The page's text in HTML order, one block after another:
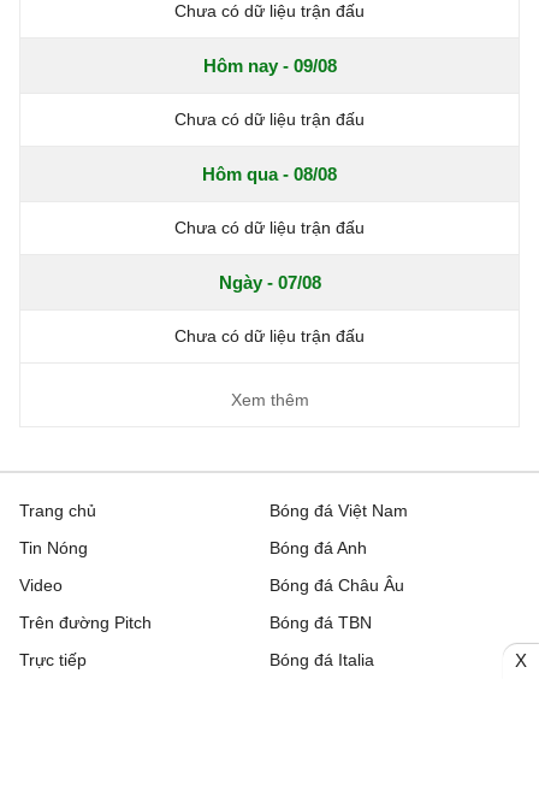
Chưa có dữ liệu trận đấu
Hôm nay - 09/08
Chưa có dữ liệu trận đấu
Hôm qua - 08/08
Chưa có dữ liệu trận đấu
Ngày - 07/08
Chưa có dữ liệu trận đấu
Xem thêm
Trang chủ
Tin Nóng
Video
Trên đường Pitch
Trực tiếp
Bóng đá Việt Nam
Bóng đá Anh
Bóng đá Châu Âu
Bóng đá TBN
Bóng đá Italia
X